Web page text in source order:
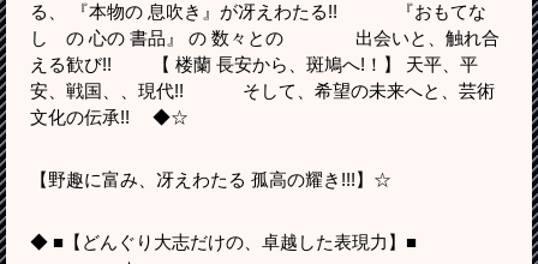
る、 『本物の 息吹き』が冴えわたる!! 『おもてな
し の 心の 書品』 の 数々との 出会いと、触れ合
える歓び!! 【 楼蘭 長安から、斑鳩へ!！】 天平、平
安、戦国、、現代!! そして、希望の未来へと、芸術
文化の伝承!! ◆☆
【野趣に富み、冴えわたる 孤高の耀き!!!】☆
◆ ■【どんぐり大志だけの、卓越した表現力】■